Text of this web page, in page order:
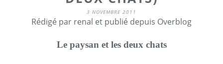
3 NOVEMBRE 2011
Rédigé par renal et publié depuis Overblog
Le paysan et les deux chats